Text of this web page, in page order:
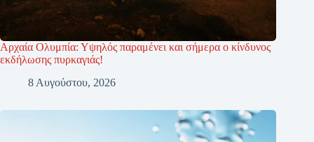
Αρχαία Ολυμπία: Υψηλός παραμένει και σήμερα ο κίνδυνος
εκδήλωσης πυρκαγιάς!
8 Αυγούστου, 2026